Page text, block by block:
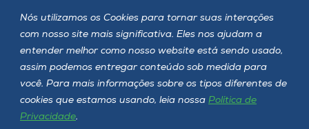
Nós utilizamos os Cookies para tornar suas interações
com nosso site mais significativa. Eles nos ajudam a
entender melhor como nosso website está sendo usado,
assim podemos entregar conteúdo sob medida para
você. Para mais informações sobre os tipos diferentes de
cookies que estamos usando, leia nossa Política de
Privacidade.
Siga a Unoesc